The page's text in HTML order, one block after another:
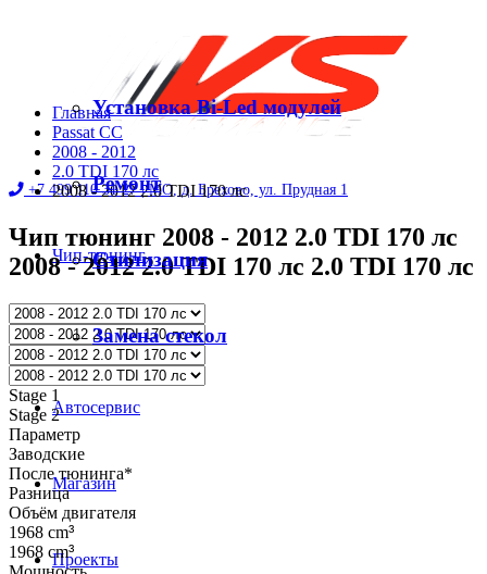
+7 499 110 31 27 |МО, д. Брехово, ул. Прудная 1
Чип-тюнинг
Диностенд
Автосервис
Магазин
Проекты
Установка Bi-Led модулей
Ремонт
Стилизация
Замена стекол
Главная
Passat CC
2008 - 2012
2.0 TDI 170 лс
2008 - 2012 2.0 TDI 170 лс
Чип тюнинг 2008 - 2012 2.0 TDI 170 лс
2008 - 2012 2.0 TDI 170 лс 2.0 TDI 170 лс
Stage 1
Stage 2
Параметр
Заводские
После тюнинга*
Разница
Объём двигателя
1968 cm³
1968 cm³